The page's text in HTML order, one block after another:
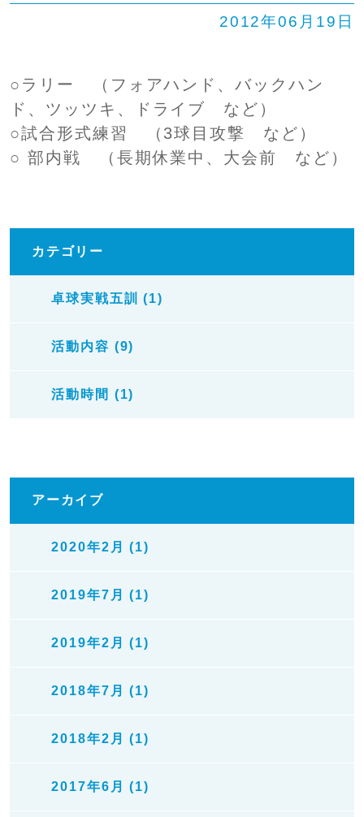
2012年06月19日
○ラリー （フォアハンド、バックハン
ド、ツッツキ、ドライブ など）
○試合形式練習 （3球目攻撃 など）
○ 部内戦 （長期休業中、大会前 など）
カテゴリー
卓球実戦五訓 (1)
活動内容 (9)
活動時間 (1)
アーカイブ
2020年2月 (1)
2019年7月 (1)
2019年2月 (1)
2018年7月 (1)
2018年2月 (1)
2017年6月 (1)